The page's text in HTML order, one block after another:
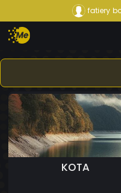
fatiery
KOTA